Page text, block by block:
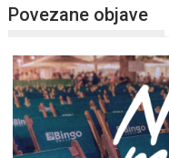
Povezane objave